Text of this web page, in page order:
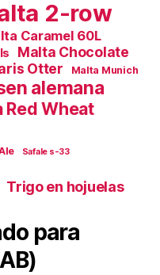
2-row
Caramel 60L
Malta Chocolate
Otter Malta Munich
alemana
Red Wheat
Safale s-33
Trigo en hojuelas
para